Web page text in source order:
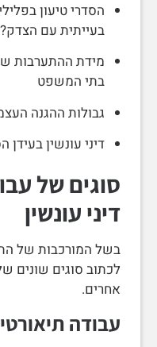
הסדרי טיעון
בעייתית עם הצדק?
מידת ההתערבות
בתי המשפט
גבולות ההגנה
דיני עונשין
סוגים של
דיני עונשין
בשל המורכבות של
לכתוב סוגים שונים
אחרים.
עבודה